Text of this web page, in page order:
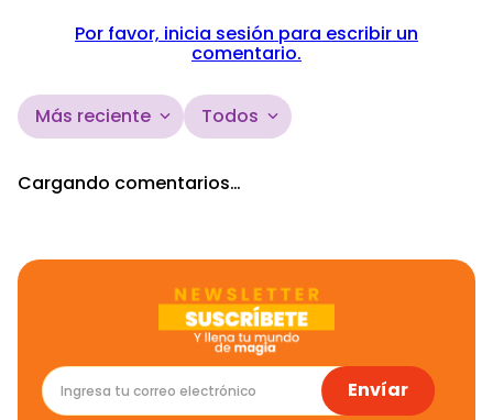
Por favor, inicia sesión para escribir un
comentario.
Más reciente Todos
Cargando comentarios…
Envíar